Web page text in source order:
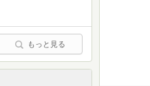
もっと見る